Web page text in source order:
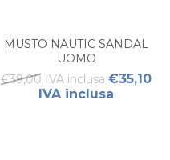
MUSTO NAUTIC SANDAL
UOMO
€39,00 IVA inclusa €35,10
IVA inclusa